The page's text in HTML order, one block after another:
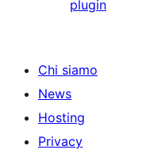
plugin
Chi siamo
News
Hosting
Privacy